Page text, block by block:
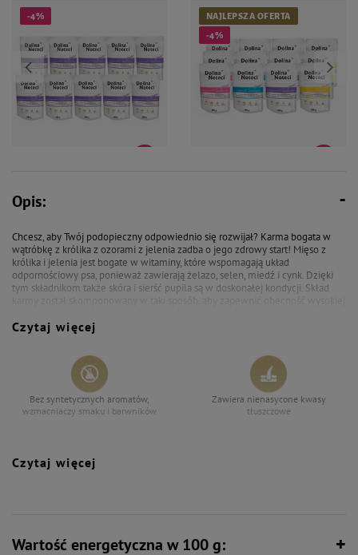
-4%
Mokra karma dla psów junior
Premium bogata w wątróbkę z
królika z ozorami z jelenia zestaw
10 x 100 g
NAJLEPSZA OFERTA
-4%
100 g
Opis:
Chcesz, aby Twój podopieczny odpowiednio się rozwijał? Karma bogata w
wątróbkę z królika z ozorami z jelenia zadba o jego zdrowy start! Mięso z
królika i jelenia jest bogate w witaminy, które wspomagają układ
odpornościowy psa, ponieważ zawierają żelazo, selen, miedź i cynk. Dzięki
tym składnikom także skóra i sierść pupila są w doskonałej kondycji. Skład
wszystkich procesów metabolicznych. Najlepszy wybór dla Twojego pupila!
Czytaj więcej
Bez syntetycznych aromatów,
wzmacniaczy smaku i barwników
Zawiera nienasycone kwasy
tłuszczowe
Formuła junior – wspiera intensywny
Wspiera florę bakteryjną jelit
Czytaj więcej
Wartość energetyczna w 100 g: